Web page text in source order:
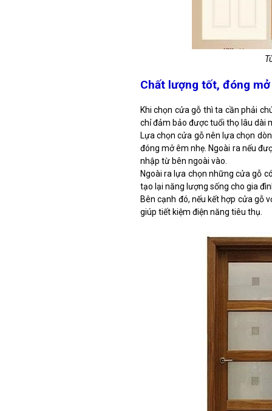
Chất lượng tốt, đóng
Khi chọn cửa gỗ thì ta cần phải
chỉ đảm bảo được tuổi thọ lâu dài
Lựa chọn cửa gỗ nên lựa chọn
đóng mở êm nhẹ. Ngoài ra nếu
nhập từ bên ngoài vào.
Ngoài ra lựa chọn những cửa gỗ
tạo lại năng lượng sống cho gia
Bên cạnh đó, nếu kết hợp cửa gỗ
giúp tiết kiệm điện năng tiêu thụ.